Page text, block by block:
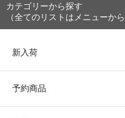
カテゴリーから探す
（全てのリストはメニューから
新入荷
予約商品